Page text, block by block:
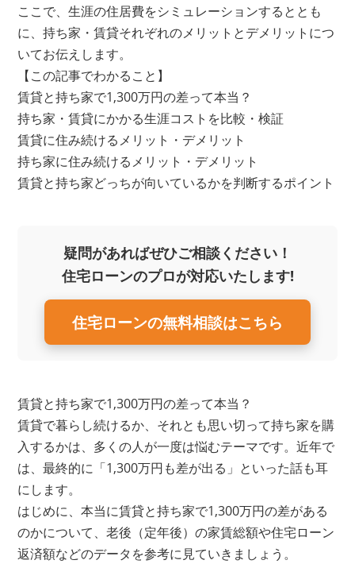
ここで、生涯の住居費をシミュレーションするととも
に、持ち家・賃貸それぞれのメリットとデメリットにつ
いてお伝えします。
【この記事でわかること】
賃貸と持ち家で1,300万円の差って本当？
持ち家・賃貸にかかる生涯コストを比較・検証
賃貸に住み続けるメリット・デメリット
持ち家に住み続けるメリット・デメリット
賃貸と持ち家どっちが向いているかを判断するポイント
疑問があればぜひご相談ください！
住宅ローンのプロが対応いたします!
住宅ローンの無料相談はこちら
賃貸と持ち家で1,300万円の差って本当？
賃貸で暮らし続けるか、それとも思い切って持ち家を購
入するかは、多くの人が一度は悩むテーマです。近年で
は、最終的に「1,300万円も差が出る」といった話も耳
にします。
はじめに、本当に賃貸と持ち家で1,300万円の差がある
のかについて、老後（定年後）の家賃総額や住宅ローン
返済額などのデータを参考に見ていきましょう。